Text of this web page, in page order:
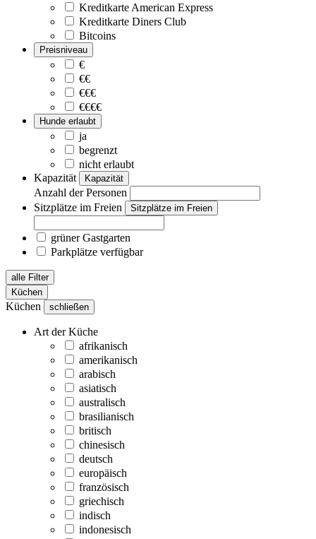
Kreditkarte American Express
Kreditkarte Diners Club
Bitcoins
Preisniveau
€
€€
€€€
€€€€
Hunde erlaubt
ja
begrenzt
nicht erlaubt
Kapazität
Kapazität
Anzahl der Personen
Sitzplätze im Freien
Sitzplätze im Freien
grüner Gastgarten
Parkplätze verfügbar
alle Filter
Küchen
Küchen schließen
Art der Küche
afrikanisch
amerikanisch
arabisch
asiatisch
australisch
brasilianisch
britisch
chinesisch
deutsch
europäisch
französisch
griechisch
indisch
indonesisch